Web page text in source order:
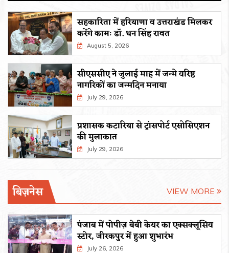
सहकारिता में हरियाणा व उत्तराखंड मिलकर
करेंगे कामः डाॅ. धन सिंह रावत
August 5, 2026
सीएससीए ने जुलाई माह में जन्मे वरिष्ठ
नागरिकों का जन्मदिन मनाया
July 29, 2026
प्रशासक कटारिया से ट्रांसपोर्ट एसोसिएशन
की मुलाकात
July 29, 2026
बिज़नेस VIEW MORE
पंजाब में पोपीज़ बेबी केयर का एक्सक्लूसिव
स्टोर, जीरकपुर में हुआ शुभारंभ
July 26, 2026